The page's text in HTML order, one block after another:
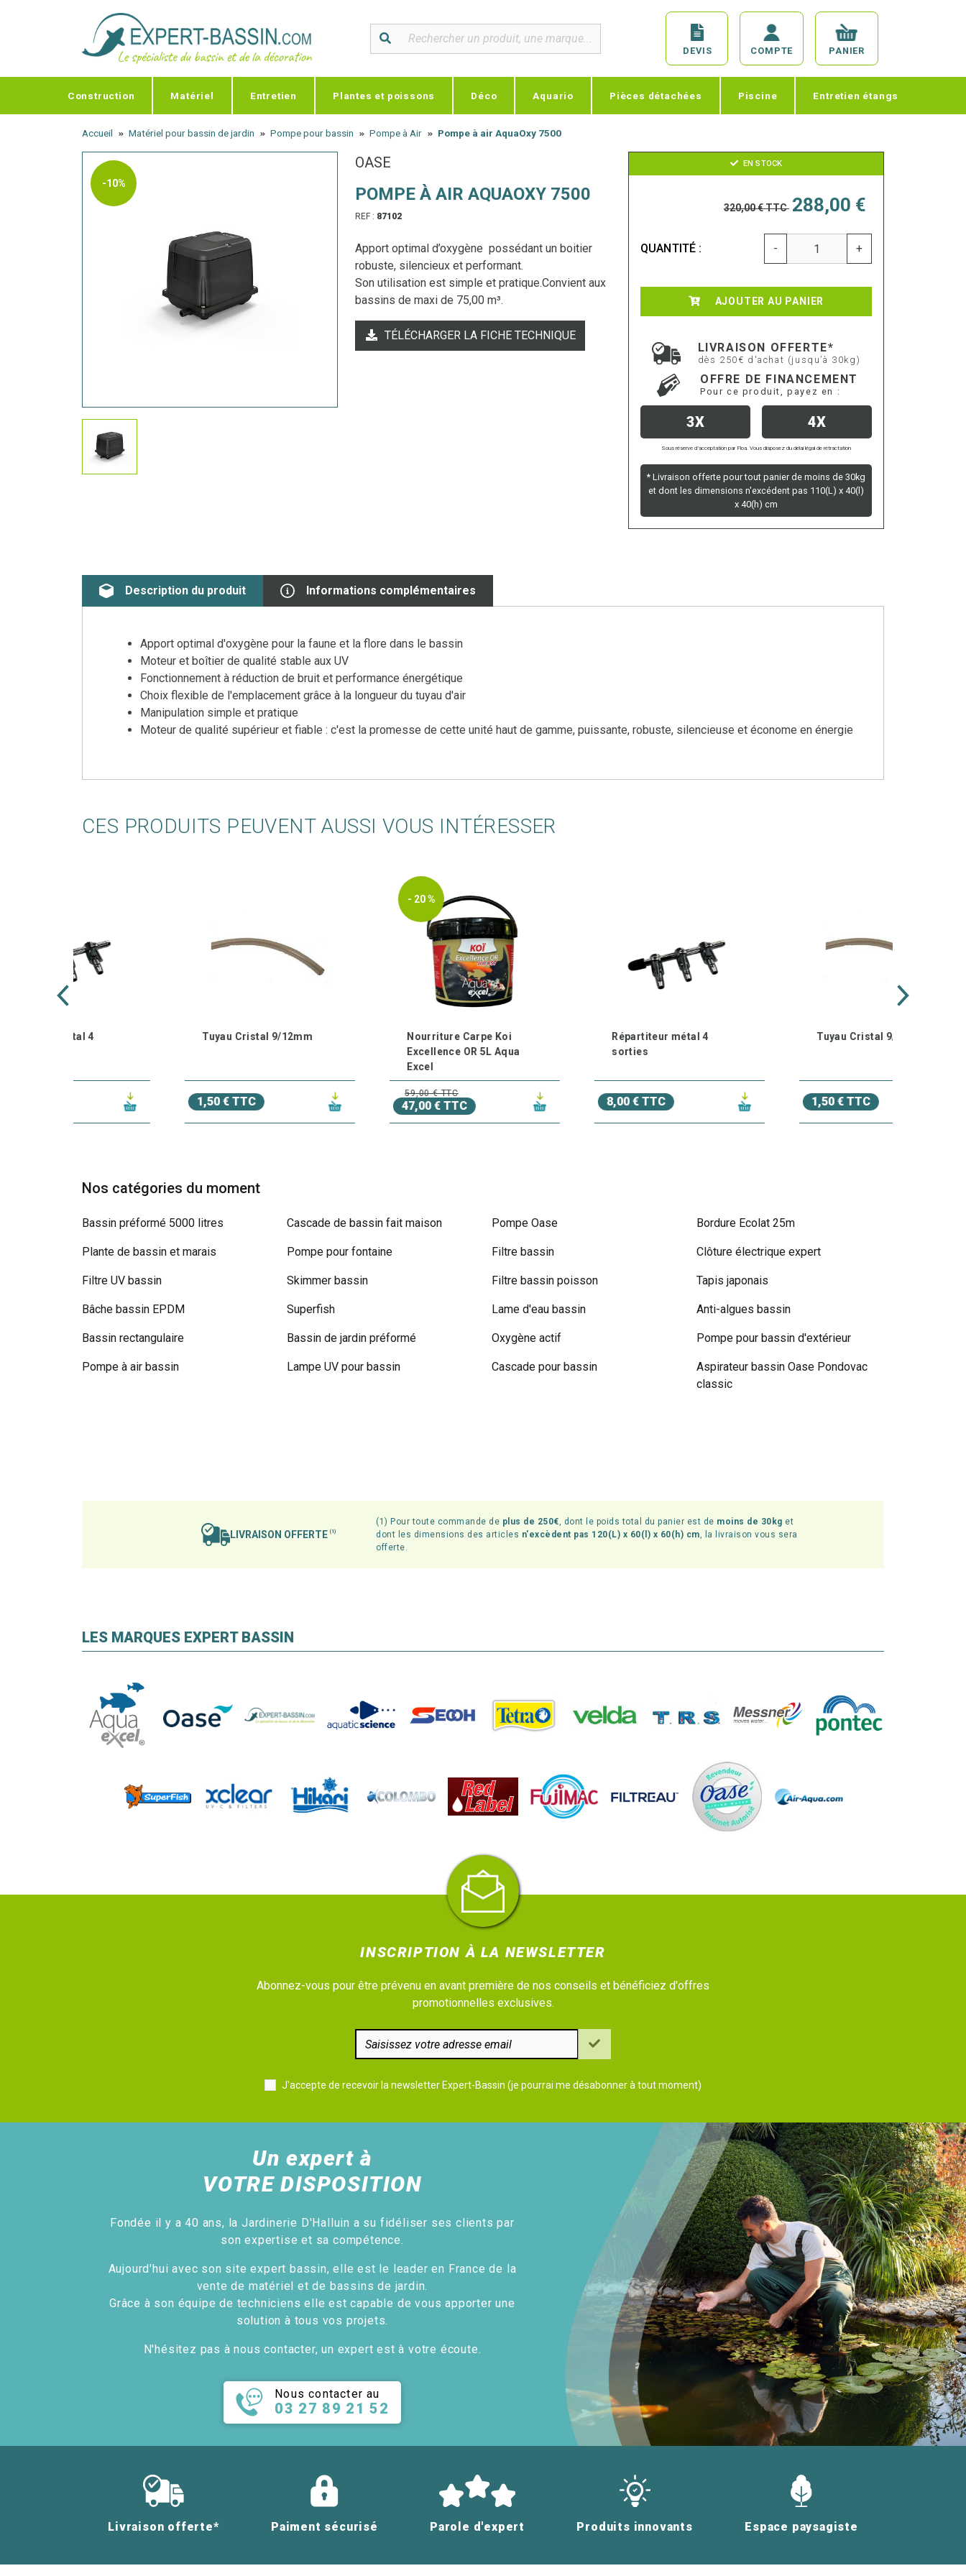
DEVIS COMPTE PANIER
Construction Matériel Entretien Plantes et poissons Déco Aquario Pièces détachées Piscine Entretien étangs
Accueil Matériel pour bassin de jardin Pompe pour bassin Pompe à Air Pompe à air AquaOxy 7500
-10%
OASE
POMPE À AIR AQUAOXY 7500
REF : 87102
Apport optimal d’oxygène possédant un boitier
robuste, silencieux et performant.
Son utilisation est simple et pratique.Convient aux
bassins de maxi de 75,00 m³.
TÉLÉCHARGER LA FICHE TECHNIQUE
EN STOCK
320,00 €TTC 288,00 €
QUANTITÉ : - +
AJOUTER AU PANIER
LIVRAISON OFFERTE*
dès 250€ d'achat (jusqu’à 30kg)
OFFRE DE FINANCEMENT
Pour ce produit, payez en :
3X 4X
Sous réserve d’acceptation par Floa. Vous disposez du délai légal de rétractation
* Livraison offerte pour tout panier de moins de 30kg
et dont les dimensions n'excédent pas 110(L) x 40(l)
x 40(h) cm
Description du produit Informations complémentaires
Apport optimal d'oxygène pour la faune et la flore dans le bassin
Moteur et boîtier de qualité stable aux UV
Fonctionnement à réduction de bruit et performance énergétique
Choix flexible de l'emplacement grâce à la longueur du tuyau d'air
Manipulation simple et pratique
Moteur de qualité supérieur et fiable : c'est la promesse de cette unité haut de gamme, puissante, robuste, silencieuse et économe en énergie
CES PRODUITS PEUVENT AUSSI VOUS INTÉRESSER
Tuyau Cristal 9/12mm
1,50 € TTC
Nourriture Carpe Koi
Excellence OR 5L Aqua
59,00 € TTC
47,00 € TTC
Répartiteur métal 4
sorties
8,00 € TTC
Tuyau Cristal 9/12mm
1,50 € TTC
Nos catégories du moment
Bassin préformé 5000 litres
Plante de bassin et marais
Filtre UV bassin
Bâche bassin EPDM
Bassin rectangulaire
Pompe à air bassin
Cascade de bassin fait maison
Pompe pour fontaine
Skimmer bassin
Superfish
Bassin de jardin préformé
Lampe UV pour bassin
Pompe Oase
Filtre bassin
Filtre bassin poisson
Lame d'eau bassin
Oxygène actif
Cascade pour bassin
Bordure Ecolat 25m
Clôture électrique expert
Tapis japonais
Anti-algues bassin
Pompe pour bassin d'extérieur
Aspirateur bassin Oase Pondovac
classic
LIVRAISON OFFERTE(1)
(1) Pour toute commande de plus de 250€, dont le poids total du panier est de moins de 30kg et
dont les dimensions des articles n'excèdent pas 120(L) x 60(l) x 60(h) cm, la livraison vous sera
offerte.
LES MARQUES EXPERT BASSIN
INSCRIPTION À LA NEWSLETTER
Abonnez-vous pour être prévenu en avant première de nos conseils et bénéficiez d'offres
promotionnelles exclusives.
J'accepte de recevoir la newsletter Expert-Bassin (je pourrai me désabonner à tout moment)
Un expert à
VOTRE DISPOSITION
Fondée il y a 40 ans, la Jardinerie D'Halluin a su fidéliser ses clients par
son expertise et sa compétence.
Aujourd'hui avec son site expert bassin, elle est le leader en France de la
vente de matériel et de bassins de jardin.
Grâce à son équipe de techniciens elle est capable de vous apporter une
solution à tous vos projets.
N'hésitez pas à nous contacter, un expert est à votre écoute.
Nous contacter au
03 27 89 21 52
Livraison offerte* Paiment sécurisé Parole d'expert Produits innovants Espace paysagiste